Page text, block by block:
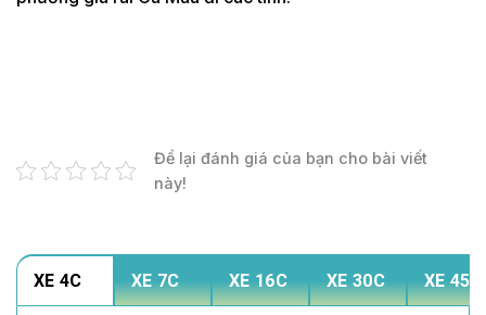
Để lại đánh giá của bạn cho bài viết
này!
XE 4C XE 7C XE 16C XE 30C XE 45C